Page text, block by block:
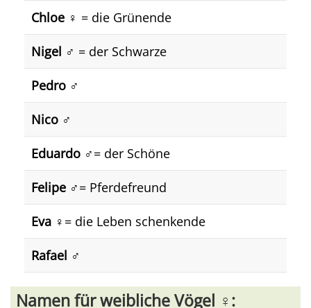
Chloe ♀️ = die Grünende
Nigel ♂️ = der Schwarze
Pedro ♂️
Nico ♂️
Eduardo ♂️= der Schöne
Felipe ♂️= Pferdefreund
Eva ♀️ = die Leben schenkende
Rafael ♂️
Namen für weibliche Vögel ♀️: